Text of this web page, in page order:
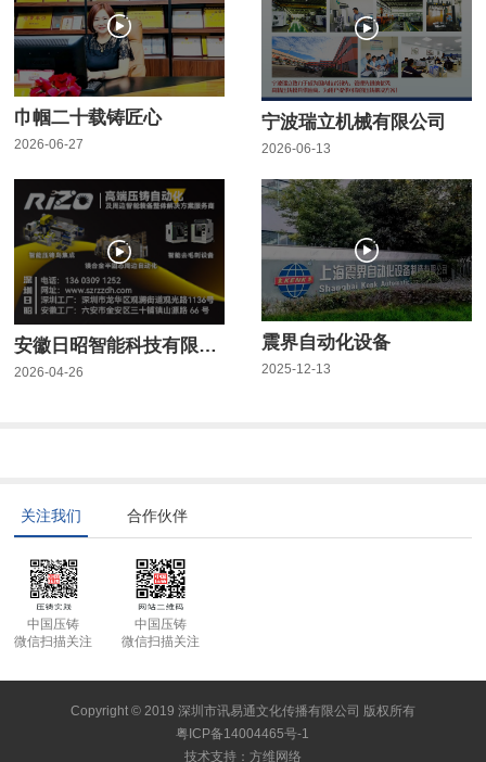
巾帼二十载铸匠心
2026-06-27
宁波瑞立机械有限公司
2026-06-13
安徽日昭智能科技有限公司
2026-04-26
震界自动化设备
2025-12-13
关注我们 合作伙伴
中国压铸
微信扫描关注
中国压铸
微信扫描关注
Copyright © 2019 深圳市讯易通文化传播有限公司 版权所有
粤ICP备14004465号-1
技术支持： 方维网络